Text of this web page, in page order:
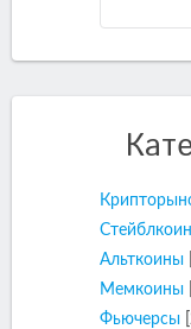
Альткоины
Мемкоины
Фьючерсы